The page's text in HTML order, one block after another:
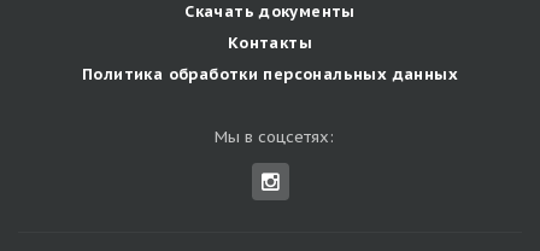
Скачать документы
Контакты
Политика обработки персональных данных
Мы в соцсетях: